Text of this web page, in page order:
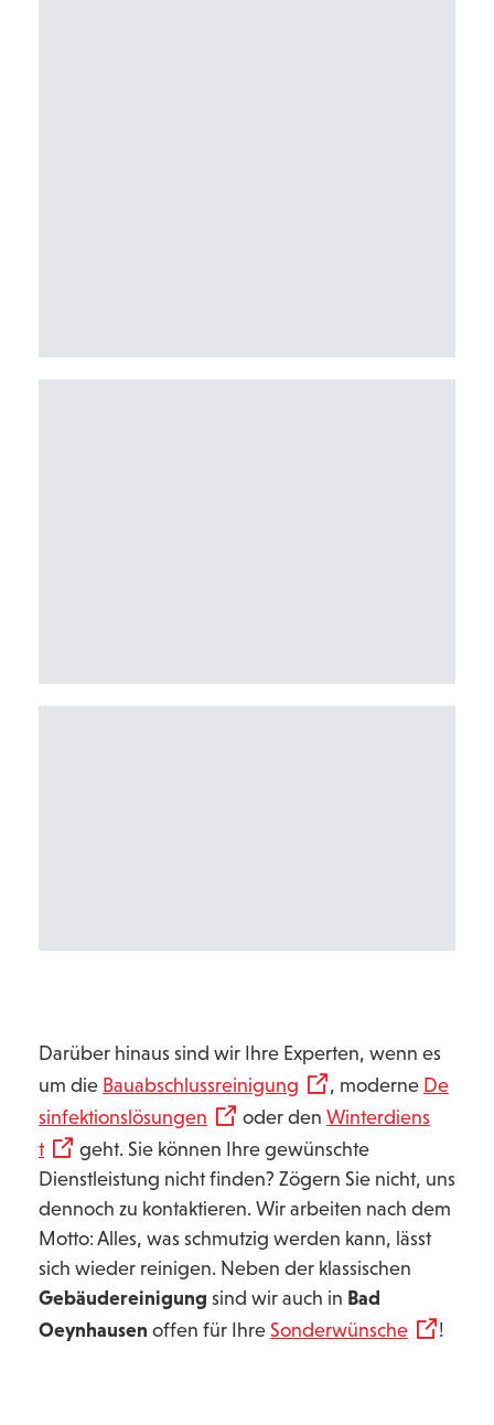
Darüber hinaus sind wir Ihre Experten, wenn es
um die Bauabschlussreinigung , moderne De
sinfektionslösungen
oder den Winterdiens
t
geht. Sie können Ihre gewünschte
Dienstleistung nicht finden? Zögern Sie nicht, uns
dennoch zu kontaktieren. Wir arbeiten nach dem
Motto: Alles, was schmutzig werden kann, lässt
sich wieder reinigen. Neben der klassischen
Gebäudereinigung sind wir auch in Bad
Oeynhausen offen für Ihre Sonderwünsche !